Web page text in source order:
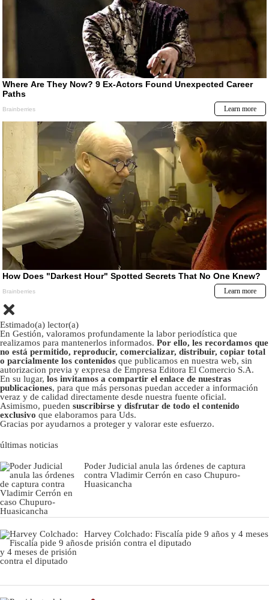
Estimado(a) lector(a)
En Gestión, valoramos profundamente la labor periodística que
realizamos para mantenerlos informados. Por ello, les recordamos que
no está permitido, reproducir, comercializar, distribuir, copiar total
o parcialmente los contenidos que publicamos en nuestra web, sin
autorizacion previa y expresa de Empresa Editora El Comercio S.A.
En su lugar, los invitamos a compartir el enlace de nuestras
publicaciones, para que más personas puedan acceder a información
veraz y de calidad directamente desde nuestra fuente oficial.
Asimismo, pueden suscribirse y disfrutar de todo el contenido
exclusivo que elaboramos para Uds.
Gracias por ayudarnos a proteger y valorar este esfuerzo.
últimas noticias
Poder Judicial anula las órdenes de captura
contra Vladimir Cerrón en caso Chupuro-
Huasicancha
Harvey Colchado: Fiscalía pide 9 años y 4 meses
de prisión contra el diputado